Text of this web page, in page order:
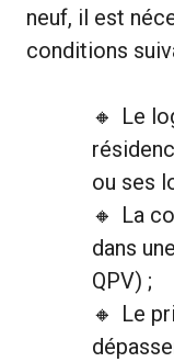
neuf, il est
conditions
Le
ou ses
La
dans
QPV) ;
Le